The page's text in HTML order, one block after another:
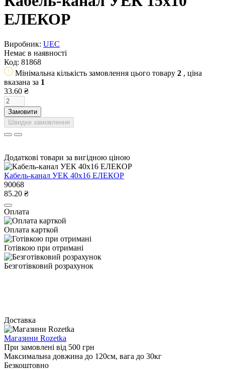
ЕЛЕКОР
Виробник: UEC
Немає в наявності
Код: 81868
Мінімальна кількість замовлення цього товару 2 , ціна
вказана за 1
33.60 ₴
Замовити
Швидке замовлення
Додаткові товари за вигідною ціною
Кабель-канал УЕК 40х16 ЕЛЕКОР
90068
85.20 ₴
Оплата
Оплата карткой
Готівкою при отримані
Безготівковий розрахунок
Доставка
Магазини Rozetka
При замовлені від 500 грн
Максимальна довжина до 120см, вага до 30кг
Безкоштовно